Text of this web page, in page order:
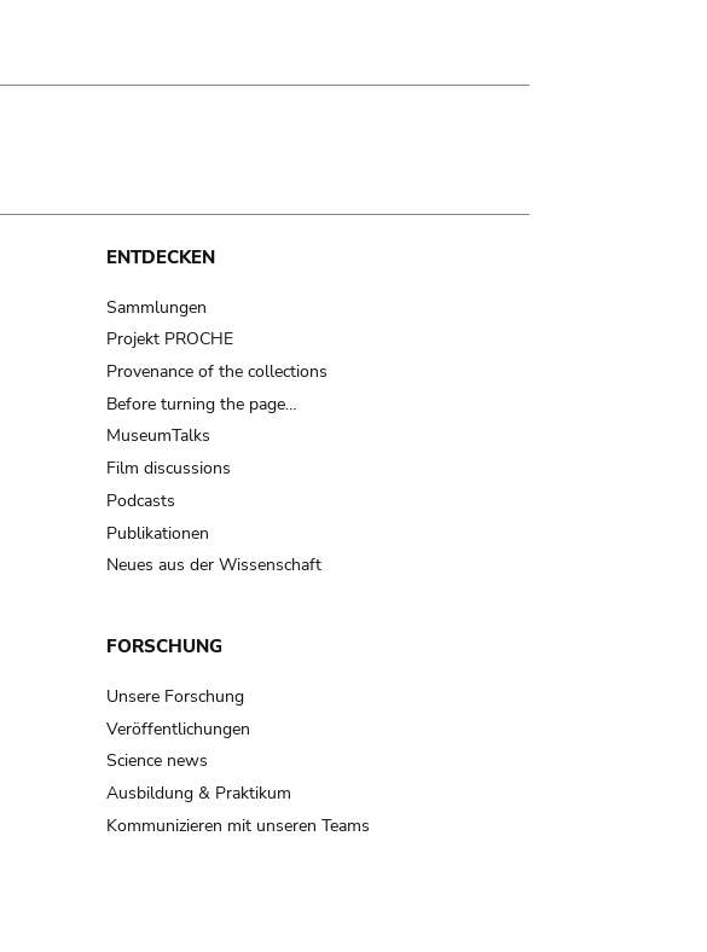
ENTDECKEN
Sammlungen
Projekt PROCHE
Provenance of the collections
Before turning the page…
MuseumTalks
Film discussions
Podcasts
Publikationen
Neues aus der Wissenschaft
FORSCHUNG
Unsere Forschung
Veröffentlichungen
Science news
Ausbildung & Praktikum
Kommunizieren mit unseren Teams